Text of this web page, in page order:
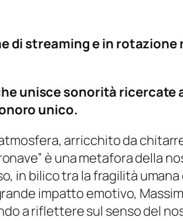
di streaming e in rotazione
unisce sonorità
unico.
arricchito da
è una metafora della
in bilico tra la fragilità
impatto emotivo,
a riflettere sul senso del